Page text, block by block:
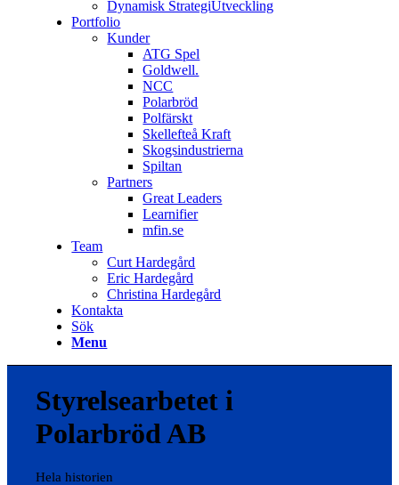
Dynamisk StrategiUtveckling
Portfolio
Kunder
ATG Spel
Goldwell.
NCC
Polarbröd
Polfärskt
Skellefteå Kraft
Skogsindustrierna
Spiltan
Partners
Great Leaders
Learnifier
mfin.se
Team
Curt Hardegård
Eric Hardegård
Christina Hardegård
Kontakta
Sök
Menu
Styrelsearbetet i
Polarbröd AB
Hela historien